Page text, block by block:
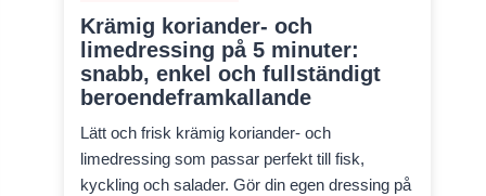
Krämig koriander- och
limedressing på 5 minuter:
snabb, enkel och fullständigt
beroendeframkallande
Lätt och frisk krämig koriander- och
limedressing som passar perfekt till fisk,
kyckling och salader. Gör din egen dressing på